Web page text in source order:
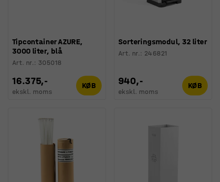
Tipcontainer AZURE,
3000 liter, blå
Art. nr.: 305018
16.375,-
ekskl. moms
KØB
Sorteringsmodul, 32 liter
Art. nr.: 246821
940,-
ekskl. moms
KØB